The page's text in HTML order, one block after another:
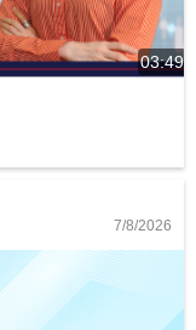
03:49
7/8/2026